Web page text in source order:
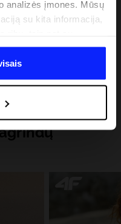
analizės įmones. Mūsų
su kita informacija,
naudojatės jų
mes galime perduoti
partneriams, siekdami
ir tobulinti mūsų
socialinius tinklus).
politikoje ir